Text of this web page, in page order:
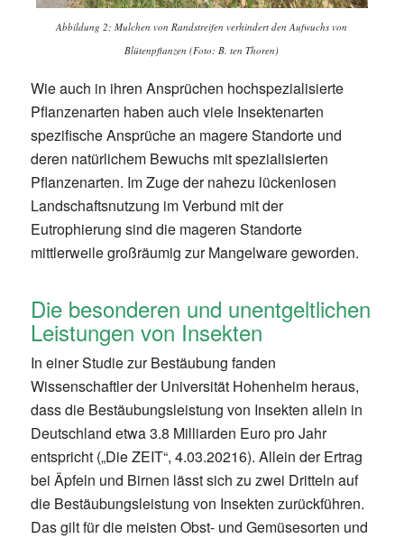
Abbildung 2: Mulchen von Randstreifen verhindert den Aufwuchs von
Blütenpflanzen (Foto: B. ten Thoren)
Wie auch in ihren Ansprüchen hochspezialisierte
Pflanzenarten haben auch viele Insektenarten
spezifische Ansprüche an magere Standorte und
deren natürlichem Bewuchs mit spezialisierten
Pflanzenarten. Im Zuge der nahezu lückenlosen
Landschaftsnutzung im Verbund mit der
Eutrophierung sind die mageren Standorte
mittlerweile großräumig zur Mangelware geworden.
Die besonderen und unentgeltlichen
Leistungen von Insekten
In einer Studie zur Bestäubung fanden
Wissenschaftler der Universität Hohenheim heraus,
dass die Bestäubungsleistung von Insekten allein in
Deutschland etwa 3.8 Milliarden Euro pro Jahr
entspricht („Die ZEIT“, 4.03.20216). Allein der Ertrag
bei Äpfeln und Birnen lässt sich zu zwei Dritteln auf
die Bestäubungsleistung von Insekten zurückführen.
Das gilt für die meisten Obst- und Gemüsesorten und